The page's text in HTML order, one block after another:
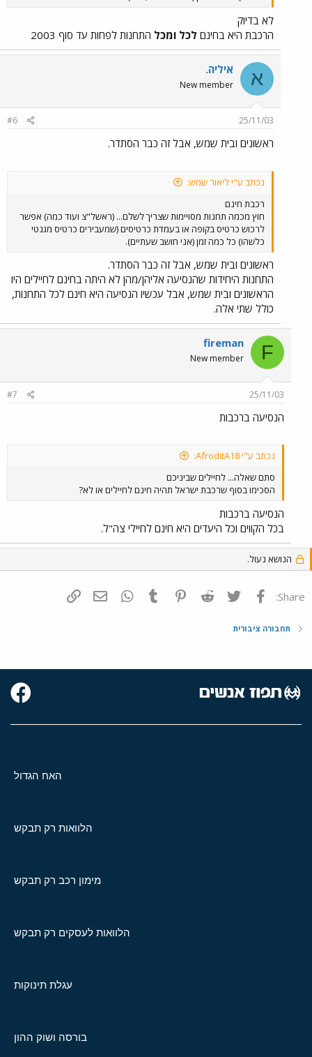
לא בדיוק
הרכבת היא בחינם לכל ומכל התחנות לפחות עד סוף 2003
א איליה.
New member
25/11/03
#6
ראשונים ובית שמש, אבל זה כבר הסתדר.
נכתב ע"י ליאור שמש:
רכבת חינם
חוץ מכמה תחנות מסויימות שצריך לשלם... (ראשל"צ ועוד כמה) אפשר
לרכוש כרטיס בקופה או בעמדת כרטיסים (שמעבירים כרטיס מגנטי
כלשהו) כל כמה זמן (אני חושב שעתיים).
ראשונים ובית שמש, אבל זה כבר הסתדר.
התחנות היחידות שהנסיעה אליהן/מהן לא היתה בחינם לחיילים היו
הראשונים ובית שמש, אבל עכשיו הנסיעה היא חינם לכל התחנות,
כולל שתי אלה.
F
fireman
New member
25/11/03
#7
הנסיעה ברכבות
נכתב ע"י AfroditA18:
סתם שאלה... לחיילים שביניכם
הסכימו בסוף שרכבת ישראל תהיה חינם לחיילים או לא?
הנסיעה ברכבות
בכל הקווים וכל היעדים היא חינם לחיילי צה"ל.
הנושא נעול.
Share: פייסבוק Twitter
Reddit
Pinterest
Tumblr
WhatsAppדואר אלקטרוני
תחבורה ציבורית
האח הגדול
הלוואות רק תבקש
מימון רכב רק תבקש
הלוואות לעסקים רק תבקש
עגלת תינוקות
בורסה ושוק ההון